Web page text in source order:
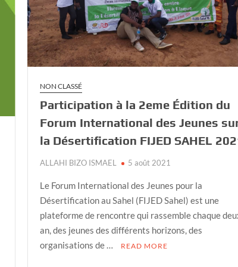
NON CLASSÉ
Participation à la 2eme Édition du
Forum International des Jeunes
la Désertification FIJED SAHEL
ALLAHI BIZO ISMAEL 5 août 2021
Le Forum International des Jeunes pour la
Désertification au Sahel (FIJED Sahel) est une
plateforme de rencontre qui rassemble chaque
an, des jeunes des différents horizons, des
organisations de …
READ MORE